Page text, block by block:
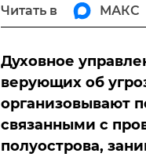
Читать в МАКС
Духовное
верующих об
организовывают
связанными с
полуострова,